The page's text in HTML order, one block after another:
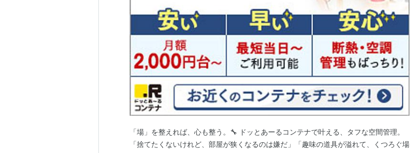
「場」を整えれば、心も整う。🔧 ドッとあーるコンテナで叶える、タフな空間管理。
「捨てたくないけれど、部屋が狭くなるのは嫌だ」「趣味の道具が溢れて、くつろぐ場